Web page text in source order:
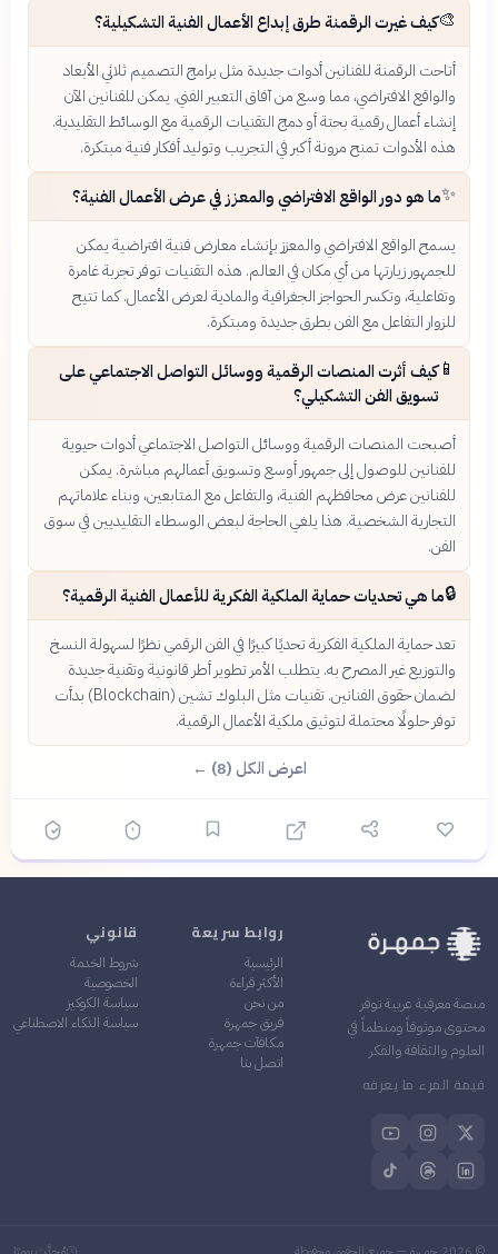
🎨كيف غيرت الرقمنة طرق إبداع الأعمال الفنية التشكيلية؟
أتاحت الرقمنة للفنانين أدوات جديدة مثل برامج التصميم ثلاثي الأبعاد
والواقع الافتراضي، مما وسع من آفاق التعبير الفني. يمكن للفنانين الآن
إنشاء أعمال رقمية بحتة أو دمج التقنيات الرقمية مع الوسائط التقليدية.
هذه الأدوات تمنح مرونة أكبر في التجريب وتوليد أفكار فنية مبتكرة.
✨ما هو دور الواقع الافتراضي والمعزز في عرض الأعمال الفنية؟
يسمح الواقع الافتراضي والمعزز بإنشاء معارض فنية افتراضية يمكن
للجمهور زيارتها من أي مكان في العالم. هذه التقنيات توفر تجربة غامرة
وتفاعلية، وتكسر الحواجز الجغرافية والمادية لعرض الأعمال. كما تتيح
للزوار التفاعل مع الفن بطرق جديدة ومبتكرة.
📱كيف أثرت المنصات الرقمية ووسائل التواصل الاجتماعي على
تسويق الفن التشكيلي؟
أصبحت المنصات الرقمية ووسائل التواصل الاجتماعي أدوات حيوية
للفنانين للوصول إلى جمهور أوسع وتسويق أعمالهم مباشرة. يمكن
للفنانين عرض محافظهم الفنية، والتفاعل مع المتابعين، وبناء علاماتهم
التجارية الشخصية. هذا يلغي الحاجة لبعض الوسطاء التقليديين في سوق
الفن.
🔒ما هي تحديات حماية الملكية الفكرية للأعمال الفنية الرقمية؟
تعد حماية الملكية الفكرية تحديًا كبيرًا في الفن الرقمي نظرًا لسهولة النسخ
والتوزيع غير المصرح به. يتطلب الأمر تطوير أطر قانونية وتقنية جديدة
لضمان حقوق الفنانين. تقنيات مثل البلوك تشين (Blockchain) بدأت
توفر حلولًا محتملة لتوثيق ملكية الأعمال الرقمية.
اعرض الكل (8) ←
منصة معرفية عربية توفر
محتوى موثوقاً ومنظماً في
العلوم والثقافة والفكر
قيمة المرء ما يعرفه
روابط سريعة
الرئيسية
الأكثر قراءة
من نحن
فريق جمهرة
مكافآت جمهرة
اتصل بنا
قانوني
شروط الخدمة
الخصوصية
سياسة الكوكيز
سياسة الذكاء الاصطناعي